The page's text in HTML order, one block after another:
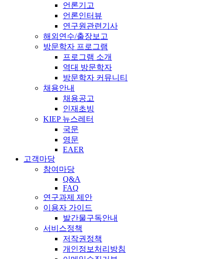
언론기고
언론인터뷰
연구원관련기사
해외연수/출장보고
방문학자 프로그램
프로그램 소개
역대 방문학자
방문학자 커뮤니티
채용안내
채용공고
인재초빙
KIEP 뉴스레터
국문
영문
EAER
고객마당
참여마당
Q&A
FAQ
연구과제 제안
이용자 가이드
발간물구독안내
서비스정책
저작권정책
개인정보처리방침